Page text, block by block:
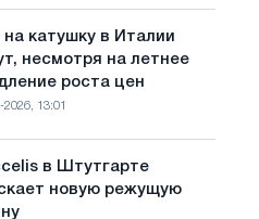
з
ы
к
с
а
катушку в Италии
несмотря на летнее
роста цен
2026, 13:01
в Штутгарте
новую режущую